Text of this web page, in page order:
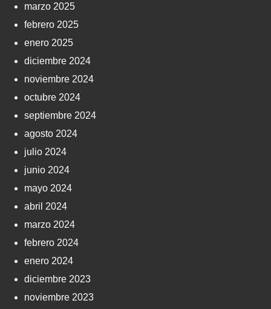
marzo 2025
febrero 2025
enero 2025
diciembre 2024
noviembre 2024
octubre 2024
septiembre 2024
agosto 2024
julio 2024
junio 2024
mayo 2024
abril 2024
marzo 2024
febrero 2024
enero 2024
diciembre 2023
noviembre 2023